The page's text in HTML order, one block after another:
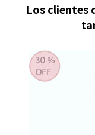
Los clientes